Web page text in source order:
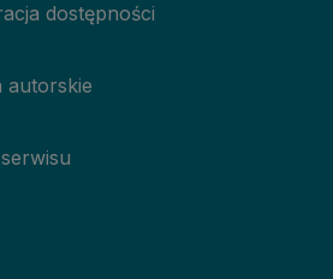
dostępności
autorskie